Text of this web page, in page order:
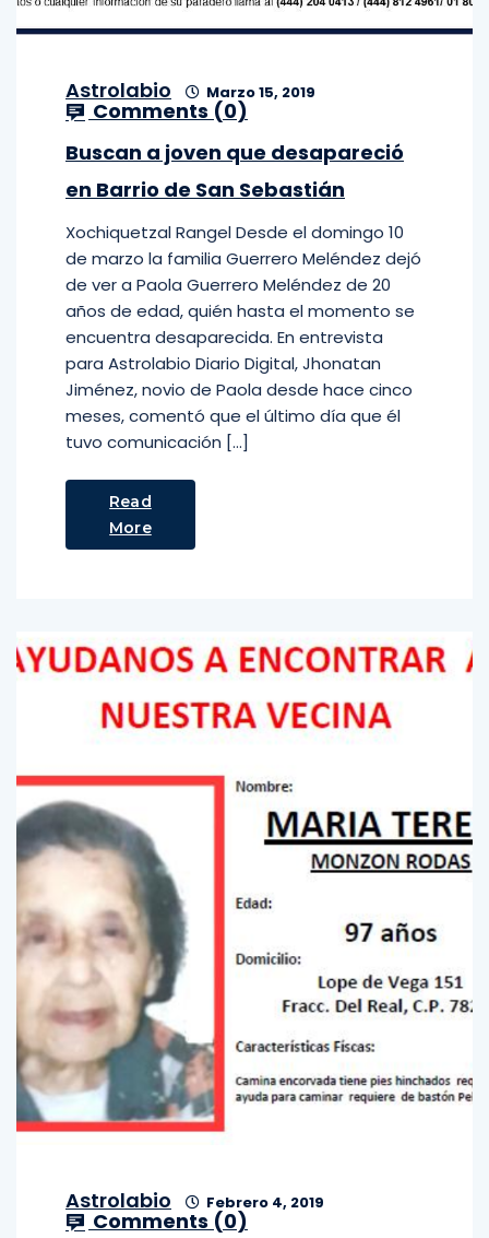
Astrolabio Marzo 15, 2019
Comments (0)
Buscan a joven que desapareció
en Barrio de San Sebastián
Xochiquetzal Rangel Desde el domingo 10
de marzo la familia Guerrero Meléndez dejó
de ver a Paola Guerrero Meléndez de 20
años de edad, quién hasta el momento se
encuentra desaparecida. En entrevista
para Astrolabio Diario Digital, Jhonatan
Jiménez, novio de Paola desde hace cinco
meses, comentó que el último día que él
tuvo comunicación […]
Read
More
Astrolabio Febrero 4, 2019
Comments (0)